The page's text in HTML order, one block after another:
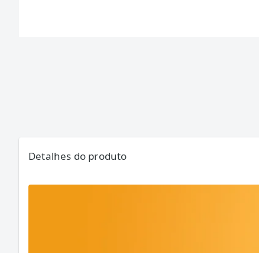
Detalhes do produto